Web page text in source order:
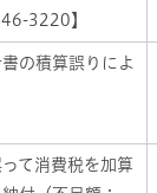
3220】
の積算誤りによ
て消費税を加算